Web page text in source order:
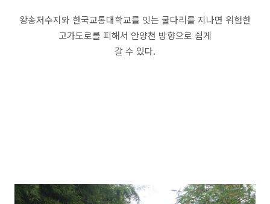
왕송저수지와 한국교통대학교를 잇는 굴다리를 지나면 위험한
고가도로를 피해서 안양천 방향으로 쉽게
갈 수 있다.